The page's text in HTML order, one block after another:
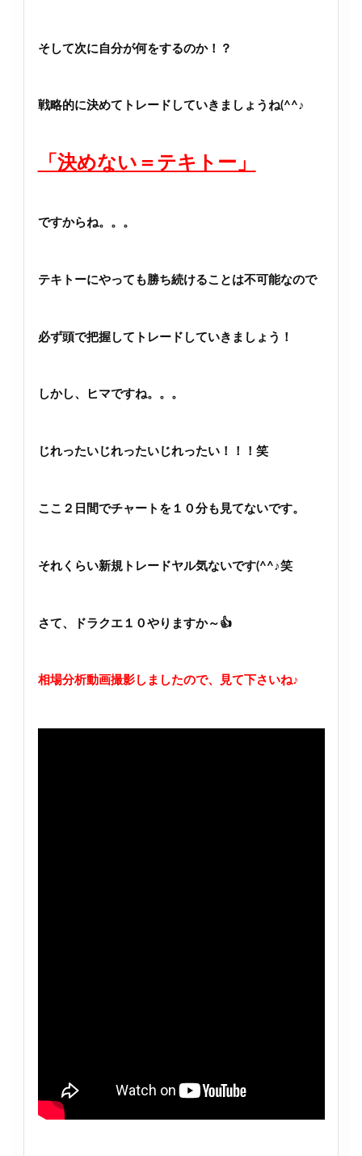
そして次に自分が何をするのか！？
戦略的に決めてトレードしていきましょうね(^^♪
「決めない＝テキトー」
ですからね。。。
テキトーにやっても勝ち続けることは不可能なので
必ず頭で把握してトレードしていきましょう！
しかし、ヒマですね。。。
じれったいじれったいじれったい！！！笑
ここ２日間でチャートを１０分も見てないです。
それくらい新規トレードヤル気ないです(^^♪笑
さて、ドラクエ１０やりますか～👍
相場分析動画撮影しましたので、見て下さいね♪